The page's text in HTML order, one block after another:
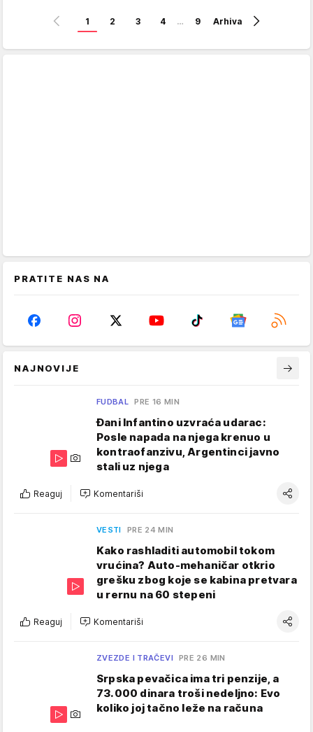
1 2 3 4 … 9 Arhiva
PRATITE NAS NA
NAJNOVIJE
FUDBAL PRE 16 MIN
Đani Infantino uzvraća udarac:
Posle napada na njega krenuo u
kontraofanzivu, Argentinci javno
stali uz njega
Reaguj Komentariši
VESTI PRE 24 MIN
Kako rashladiti automobil tokom
vrućina? Auto-mehaničar otkrio
grešku zbog koje se kabina pretvara
u rernu na 60 stepeni
Reaguj Komentariši
ZVEZDE I TRAČEVI PRE 26 MIN
Srpska pevačica ima tri penzije, a
73.000 dinara troši nedeljno: Evo
koliko joj tačno leže na računa